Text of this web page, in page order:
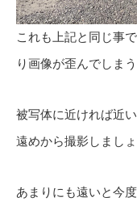
これも上記と同じ事
り画像が歪んでしま
被写体に近ければ近
遠めから撮影しましょ
あまりにも遠いと今